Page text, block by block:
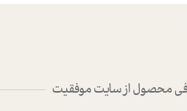
محصول از سایت موفقیت